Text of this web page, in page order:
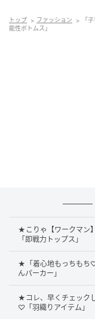
て着られます。ウ
トップ ファッション
「
能性ボトムス」
★こりゃ【ワークマン
「即戦力トップス」
★「着心地もっちもち
んパーカー」
★コレ、早くチェック
♡「羽織りアイテム」